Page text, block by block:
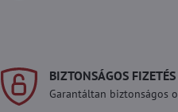
BIZTONSÁGOS FIZETÉS
Garantáltan biztonságos